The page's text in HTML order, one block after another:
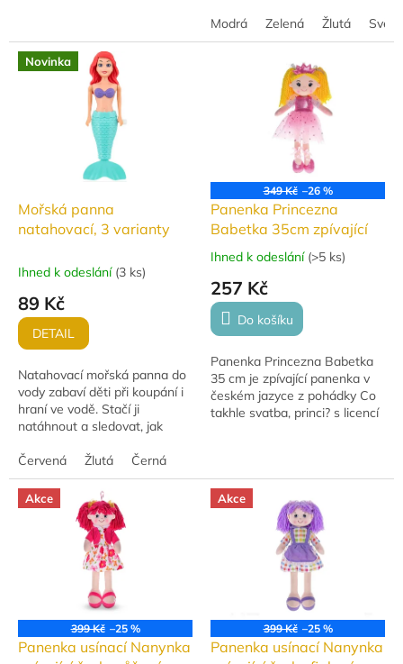
a...
barevných variant, baleno v
průhledné...
Modrá Zelená Žlutá
Novinka
Mořská panna
natahovací, 3 varianty
Ihned k odeslání (3 ks)
89 Kč
DETAIL
Natahovací mořská panna do
vody zabaví děti při koupání i
hraní ve vodě. Stačí ji
natáhnout a sledovat, jak
hladině. Na výběr jsou 3
varianty. Vhodné...
Červená Žlutá Černá
349 Kč –26 %
Panenka Princezna
Babetka 35cm zpívající
Průměrné
hodnocení
produktu
je
4,0
5
hvězdiček.
Ihned k odeslání (>5 ks)
257 Kč
Do košíku
Panenka Princezna Babetka
35 cm je zpívající panenka v
českém jazyce z pohádky Co
takhle svatba, princi? s licencí
Akce
399 Kč –25 %
Panenka usínací Nanynka
Akce
399 Kč –25 %
Panenka usínací Nanynka